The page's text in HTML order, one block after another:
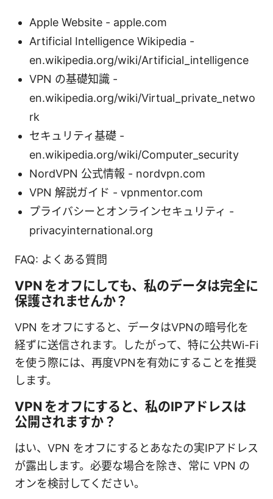
Apple Website - apple.com
Artificial Intelligence Wikipedia -
en.wikipedia.org/wiki/Artificial_intelligence
VPN の基礎知識 -
en.wikipedia.org/wiki/Virtual_private_netwo
rk
セキュリティ基礎 -
en.wikipedia.org/wiki/Computer_security
NordVPN 公式情報 - nordvpn.com
VPN 解説ガイド - vpnmentor.com
プライバシーとオンラインセキュリティ -
privacyinternational.org
FAQ: よくある質問
VPN をオフにしても、私のデータは完全に
保護されませんか？
VPN をオフにすると、データはVPNの暗号化を
経ずに送信されます。したがって、特に公共Wi-Fi
を使う際には、再度VPNを有効にすることを推奨
します。
VPN をオフにすると、私のIPアドレスは
公開されますか？
はい、VPN をオフにするとあなたの実IPアドレス
が露出します。必要な場合を除き、常に VPN の
オンを検討してください。